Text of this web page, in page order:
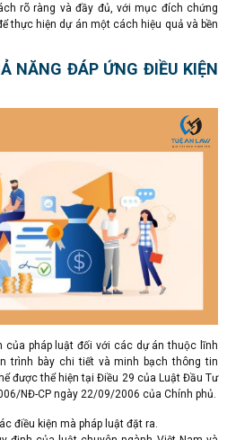
rõ ràng và đầy đủ, với mục đích chứng
thực hiện dự án một cách hiệu quả và bền
NĂNG ĐÁP ỨNG ĐIỀU KIỆN
của pháp luật đối với các dự án thuộc lĩnh
trình bày chi tiết và minh bạch thông tin
được thể hiện tại Điều 29 của Luật Đầu Tư
NĐ-CP ngày 22/09/2006 của Chính phủ.
điều kiện mà pháp luật đặt ra.